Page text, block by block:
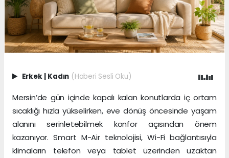
Erkek Kadın (Haberi Sesli Oku)
Mersin’de gün içinde kapalı kalan konutlarda iç ortam
sıcaklığı hızla yükselirken, eve dönüş öncesinde yaşam
alanını serinletebilmek konfor açısından önem
kazanıyor. Smart M-Air teknolojisi, Wi-Fi bağlantısıyla
klimaların telefon veya tablet üzerinden uzaktan